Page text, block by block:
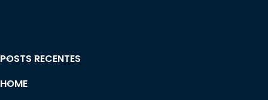
POSTS RECENTES
HOME